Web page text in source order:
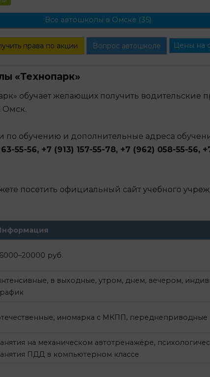
Все автошколы в Омске (35)
права по акции Вопрос автошколе Цены на
«Технопарк»
обучает желающих получить водительские
Омск.
по обучению и дополнительные адреса
55-56, +7 (913) 157-55-78, +7 (962) 058-55-56,
посетить официальный сайт учебного
руб.
в выходные, утром, днем, вечером,
иномарка с МКПП, переднеприводные
на механическом автотренажёре,
ПДД в компьютерном классе